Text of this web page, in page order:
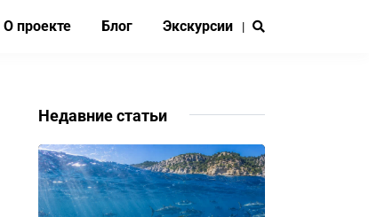
О проекте Блог Экскурсии |
Недавние статьи